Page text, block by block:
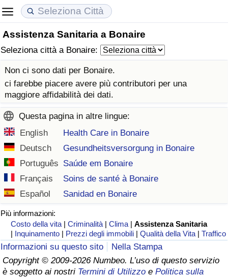
Assistenza Sanitaria a Bonaire
Seleziona città a Bonaire:
Non ci sono dati per Bonaire.
ci farebbe piacere avere più contributori per una
maggiore affidabilità dei dati.
Questa pagina in altre lingue:
English
Health Care in Bonaire
Deutsch
Gesundheitsversorgung in Bonaire
Português Saúde em Bonaire
Français
Soins de santé à Bonaire
Español
Sanidad en Bonaire
Più informazioni:
Costo della vita |Criminalità |Clima |Assistenza Sanitaria
| Inquinamento | Prezzi degli immobili |Qualità della Vita |Traffico
Informazioni su questo sito
Nella Stampa
Copyright © 2009-2026 Numbeo. L’uso di questo servizio
è soggetto ai nostri Termini di Utilizzo e Politica sulla
Costo della vita
Indice Del Costo Della Vita
Indice del Costo della Vita per Nazione
ad Aqaba
Prezzi degli immobili
Indice del Prezzo delle Case
Indice del Prezzo delle Case per Nazione
Qualità della Vita
Indice della Qualità della Vita (Corrente)
Indice della qualità della vita per Paese
Criminalità
Indice del Tasso di Criminalità (Corrente)
Indice della Criminalità
Indice di criminalità per paese
Assistenza Sanitaria
Indice dell’Assistenza Sanitaria (Corrente)